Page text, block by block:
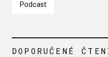
Podcast
DOPORUČENÉ